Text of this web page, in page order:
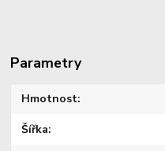
Parametry
Hmotnost
Šířka